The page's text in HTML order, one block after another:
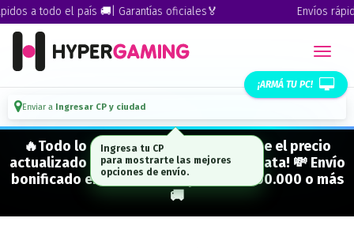
a todo el país 🚚| Garantías oficiales🏅 Envíos
¡ARMÁ TU PC!
Enviar a Ingresar CP y ciudad
🔥Todo lo que figura "EN STOCK" tiene el precio
actualizado y está para entrega inmediata! 💸 Envío
bonificado en CABA en compras de $500.000 o más
🚚
Ingresa tu CP
para mostrarte las mejores
opciones de envío.